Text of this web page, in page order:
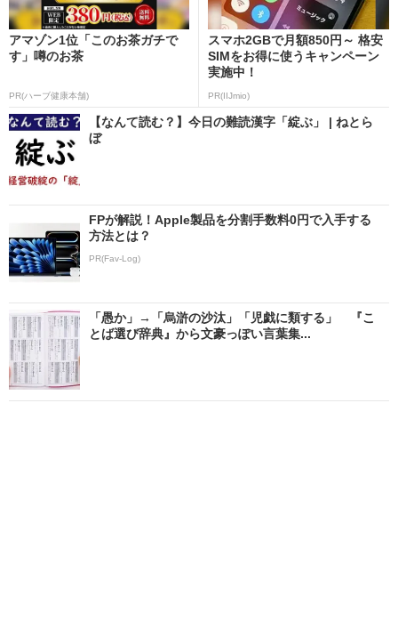
アマゾン1位「このお茶ガチで
す」噂のお茶
PR(ハーブ健康本舗)
スマホ2GBで月額850円～ 格安
SIMをお得に使うキャンペーン
実施中！
PR(IIJmio)
【なんて読む？】今日の難読漢字「綻ぶ」 | ねとら
ぼ
FPが解説！Apple製品を分割手数料0円で入手する
方法とは？
PR(Fav-Log)
「愚か」→「烏滸の沙汰」「児戯に類する」 『こ
とば選び辞典』から文豪っぽい言葉集...